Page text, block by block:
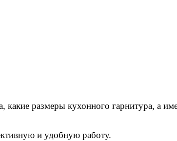
размеры кухонного гарнитура, а
и удобную работу.